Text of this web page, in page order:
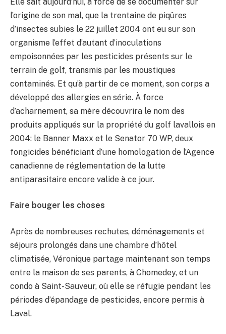
l’origine de son mal, que la trentaine de piqûres
d’insectes subies le 22 juillet 2004 ont eu sur son
organisme l’effet d’autant d’inoculations
empoisonnées par les pesticides présents sur le
terrain de golf, transmis par les moustiques
contaminés. Et qu’à partir de ce moment, son corps a
développé des allergies en série. À force
d’acharnement, sa mère découvrira le nom des
produits appliqués sur la propriété du golf lavallois en
2004: le Banner Maxx et le Senator 70 WP, deux
fongicides bénéficiant d’une homologation de l’Agence
canadienne de réglementation de la lutte
antiparasitaire encore valide à ce jour.
Faire bouger les choses
Après de nombreuses rechutes, déménagements et
séjours prolongés dans une chambre d’hôtel
climatisée, Véronique partage maintenant son temps
entre la maison de ses parents, à Chomedey, et un
condo à Saint-Sauveur, où elle se réfugie pendant les
périodes d’épandage de pesticides, encore permis à
Laval.